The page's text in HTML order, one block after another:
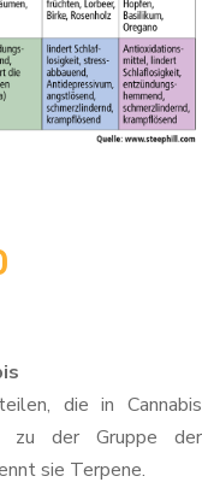
die in Cannabis
zu der Gruppe der
sie Terpene.